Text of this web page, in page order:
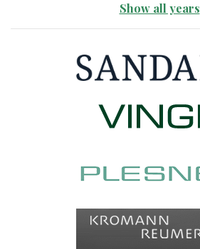
Show all years